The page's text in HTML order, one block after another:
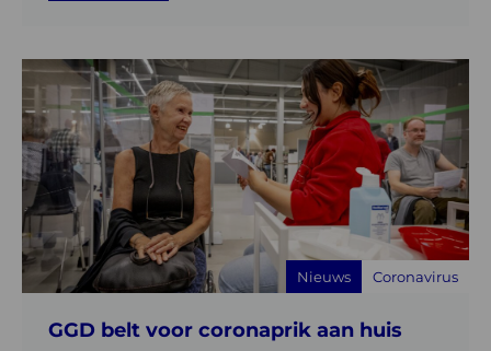
GGD belt voor coronaprik aan huis
Nieuws Coronavirus
Lees
meer
over
GGD
belt
voor
coronaprik
aan
huis